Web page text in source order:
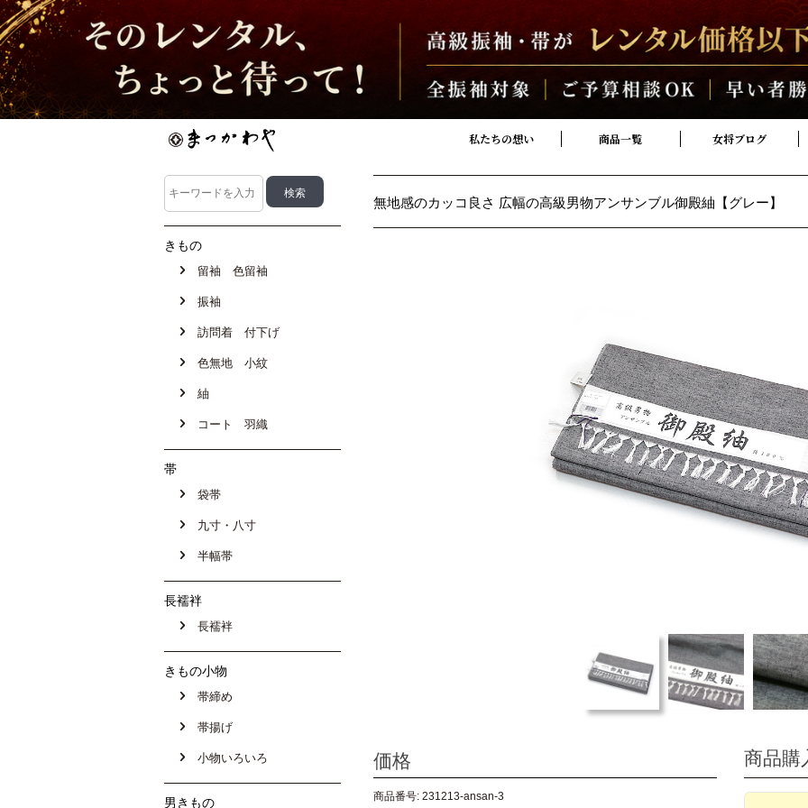
私たちの想い 商品一覧 女将ブログ
きもの
留袖 色留袖
振袖
訪問着 付下げ
色無地 小紋
紬
コート 羽織
帯
袋帯
九寸・八寸
半幅帯
長襦袢
長襦袢
きもの小物
帯締め
帯揚げ
小物いろいろ
男きもの
無地感のカッコ良さ 広幅の高級男物アンサンブル御殿紬【グレー】
価格
商品番号: 231213-ansan-3
商品購